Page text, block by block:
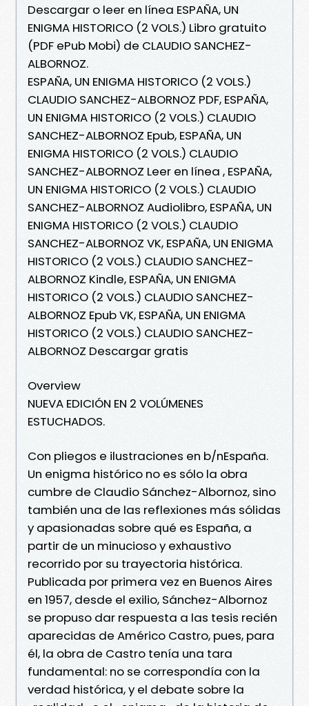
Descargar o leer en línea ESPAÑA, UN
ENIGMA HISTORICO (2 VOLS.) Libro gratuito
(PDF ePub Mobi) de CLAUDIO SANCHEZ-
ALBORNOZ.
ESPAÑA, UN ENIGMA HISTORICO (2 VOLS.)
CLAUDIO SANCHEZ-ALBORNOZ PDF, ESPAÑA,
UN ENIGMA HISTORICO (2 VOLS.) CLAUDIO
SANCHEZ-ALBORNOZ Epub, ESPAÑA, UN
ENIGMA HISTORICO (2 VOLS.) CLAUDIO
SANCHEZ-ALBORNOZ Leer en línea , ESPAÑA,
UN ENIGMA HISTORICO (2 VOLS.) CLAUDIO
SANCHEZ-ALBORNOZ Audiolibro, ESPAÑA, UN
ENIGMA HISTORICO (2 VOLS.) CLAUDIO
SANCHEZ-ALBORNOZ VK, ESPAÑA, UN ENIGMA
HISTORICO (2 VOLS.) CLAUDIO SANCHEZ-
ALBORNOZ Kindle, ESPAÑA, UN ENIGMA
HISTORICO (2 VOLS.) CLAUDIO SANCHEZ-
ALBORNOZ Epub VK, ESPAÑA, UN ENIGMA
HISTORICO (2 VOLS.) CLAUDIO SANCHEZ-
ALBORNOZ Descargar gratis
Overview
NUEVA EDICIÓN EN 2 VOLÚMENES
ESTUCHADOS.
Con pliegos e ilustraciones en b/nEspaña.
Un enigma histórico no es sólo la obra
cumbre de Claudio Sánchez-Albornoz, sino
también una de las reflexiones más sólidas
y apasionadas sobre qué es España, a
partir de un minucioso y exhaustivo
recorrido por su trayectoria histórica.
Publicada por primera vez en Buenos Aires
en 1957, desde el exilio, Sánchez-Albornoz
se propuso dar respuesta a las tesis recién
aparecidas de Américo Castro, pues, para
él, la obra de Castro tenía una tara
fundamental: no se correspondía con la
verdad histórica, y el debate sobre la